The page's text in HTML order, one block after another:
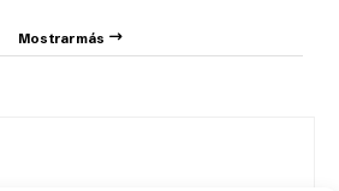
Mostrar más